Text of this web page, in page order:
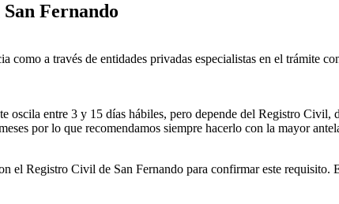
San Fernando
a través de entidades privadas especialistas en el trámite
entre 3 y 15 días hábiles, pero depende del Registro Civil,
por lo que recomendamos siempre hacerlo con la mayor
el Registro Civil de San Fernando para confirmar este requisito.